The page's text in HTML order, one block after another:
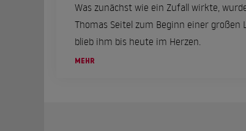
Was zunächst wie ein Zufall wirkte,
Thomas Seitel zum Beginn einer großen
blieb ihm bis heute im Herzen.
MEHR